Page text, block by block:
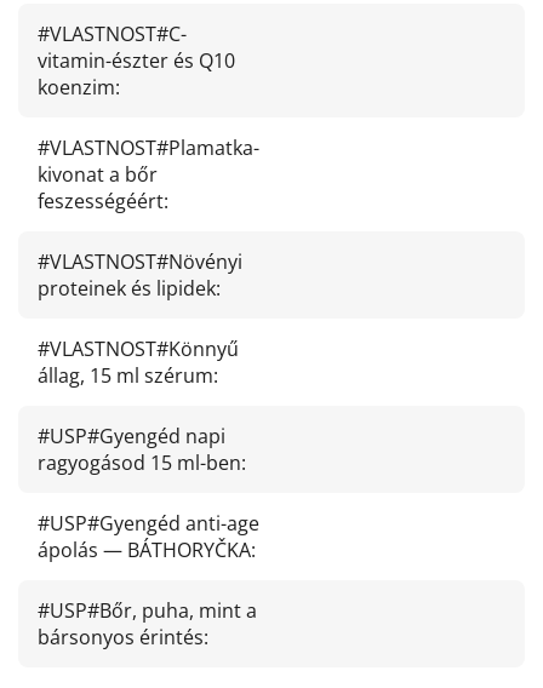
#VLASTNOST#C-
vitamin-észter és Q10
koenzim:
#VLASTNOST#Plamatka-
kivonat a bőr
feszességéért:
#VLASTNOST#Növényi
proteinek és lipidek:
#VLASTNOST#Könnyű
állag, 15 ml szérum:
#USP#Gyengéd napi
ragyogásod 15 ml-ben:
#USP#Gyengéd anti-age
ápolás — BÁTHORYČKA:
#USP#Bőr, puha, mint a
bársonyos érintés: